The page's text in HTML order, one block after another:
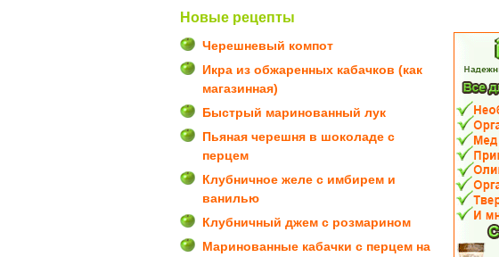
Новые рецепты
Черешневый компот
Икра из обжаренных кабачков (как
магазинная)
Быстрый маринованный лук
Пьяная черешня в шоколаде с
перцем
Клубничное желе с имбирем и
ванилью
Клубничный джем с розмарином
Маринованные кабачки с перцем на